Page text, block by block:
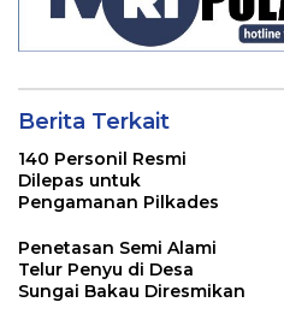
Berita Terkait
140 Personil Resmi
Dilepas untuk
Pengamanan Pilkades
Penetasan Semi Alami
Telur Penyu di Desa
Sungai Bakau Diresmikan